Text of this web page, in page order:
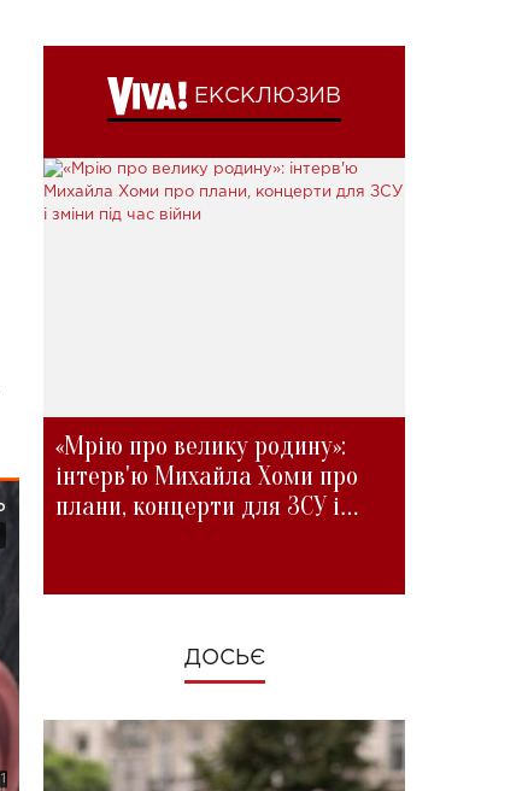
ЕКСКЛЮЗИВ
«Мрію про велику родину»:
інтерв'ю Михайла Хоми про
плани, концерти для ЗСУ і
ДОСЬЄ